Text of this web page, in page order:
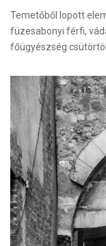
Temetőből lopott
füzesabonyi férfi,
főügyészség